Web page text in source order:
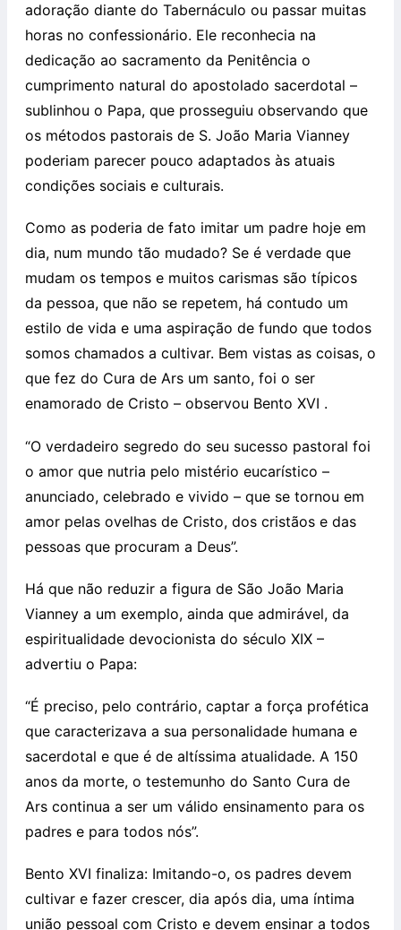
adoração diante do Tabernáculo ou passar muitas
horas no confessionário. Ele reconhecia na
dedicação ao sacramento da Penitência o
cumprimento natural do apostolado sacerdotal –
sublinhou o Papa, que prosseguiu observando que
os métodos pastorais de S. João Maria Vianney
poderiam parecer pouco adaptados às atuais
condições sociais e culturais.
Como as poderia de fato imitar um padre hoje em
dia, num mundo tão mudado? Se é verdade que
mudam os tempos e muitos carismas são típicos
da pessoa, que não se repetem, há contudo um
estilo de vida e uma aspiração de fundo que todos
somos chamados a cultivar. Bem vistas as coisas, o
que fez do Cura de Ars um santo, foi o ser
enamorado de Cristo – observou Bento XVI .
“O verdadeiro segredo do seu sucesso pastoral foi
o amor que nutria pelo mistério eucarístico –
anunciado, celebrado e vivido – que se tornou em
amor pelas ovelhas de Cristo, dos cristãos e das
pessoas que procuram a Deus”.
Há que não reduzir a figura de São João Maria
Vianney a um exemplo, ainda que admirável, da
espiritualidade devocionista do século XIX –
advertiu o Papa:
“É preciso, pelo contrário, captar a força profética
que caracterizava a sua personalidade humana e
sacerdotal e que é de altíssima atualidade. A 150
anos da morte, o testemunho do Santo Cura de
Ars continua a ser um válido ensinamento para os
padres e para todos nós”.
Bento XVI finaliza: Imitando-o, os padres devem
cultivar e fazer crescer, dia após dia, uma íntima
união pessoal com Cristo e devem ensinar a todos